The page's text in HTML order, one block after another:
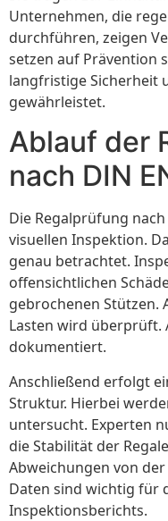
Unternehmen, die
durchführen, zeigen
setzen auf Prävention
langfristige Sicherheit
gewährleistet.
Ablauf der
nach DIN
Die Regalprüfung
visuellen Inspektion.
genau betrachtet.
offensichtlichen
gebrochenen Stützen.
Lasten wird
dokumentiert.
Anschließend erfolgt
Struktur. Hierbei
untersucht. Experten
die Stabilität der
Abweichungen von
Daten sind wichtig für
Inspektionsberichts.